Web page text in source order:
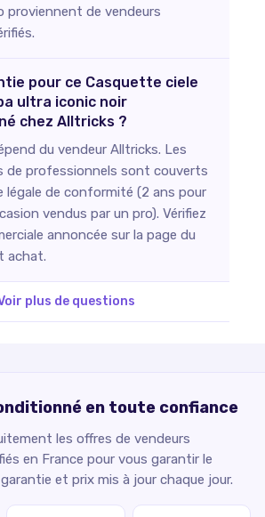
proviennent de vendeurs
pour ce Casquette ciele
ultra iconic noir
chez Alltricks ?
du vendeur Alltricks. Les
de professionnels sont couverts
légale de conformité (2 ans pour
vendus par un pro). Vérifiez
annoncée sur la page du
achat.
plus de questions
en toute confiance
les offres de vendeurs
en France pour vous garantir le
et prix mis à jour chaque jour.